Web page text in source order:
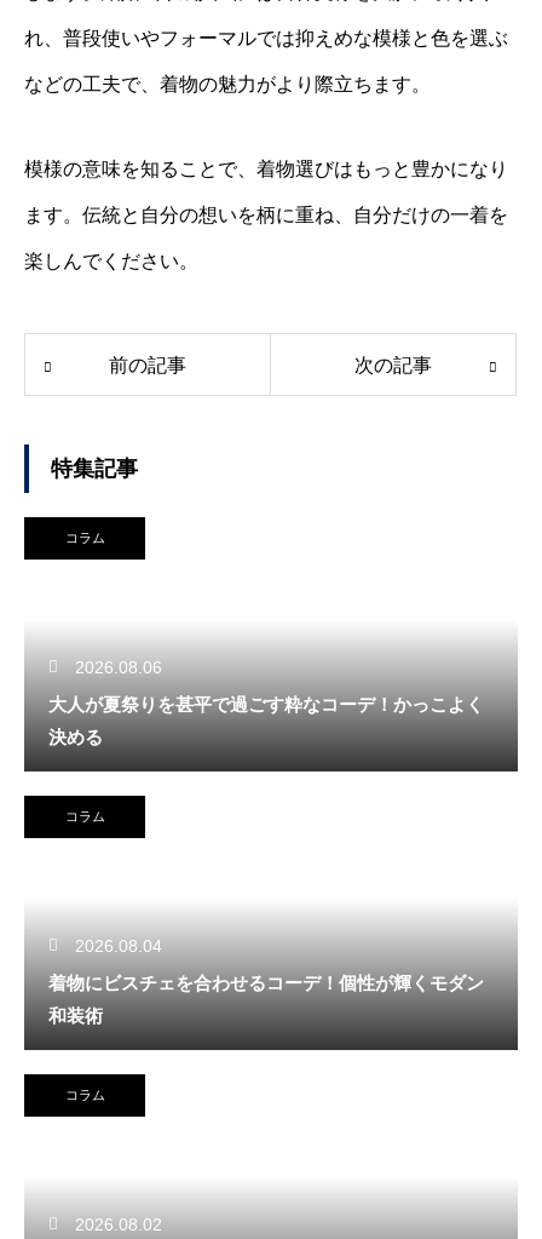
れ、普段使いやフォーマルでは抑えめな模様と色を選ぶ
などの工夫で、着物の魅力がより際立ちます。
模様の意味を知ることで、着物選びはもっと豊かになり
ます。伝統と自分の想いを柄に重ね、自分だけの一着を
楽しんでください。
前の記事 次の記事
特集記事
コラム
2026.08.06
大人が夏祭りを甚平で過ごす粋なコーデ！かっこよく
決める
コラム
2026.08.04
着物にビスチェを合わせるコーデ！個性が輝くモダン
和装術
コラム
2026.08.02